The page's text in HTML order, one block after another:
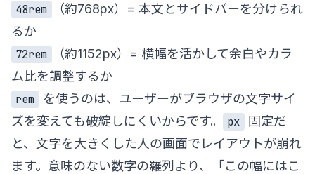
48rem
（約768px）= 本文とサイドバーを分けられ
るか
72rem
（約1152px）= 横幅を活かして余白やカラ
ム比を調整するか
rem
を使うのは、ユーザーがブラウザの文字サイ
ズを変えても破綻しにくいからです。
px
固定だ
と、文字を大きくした人の画面でレイアウトが崩れ
ます。意味のない数字の羅列より、「この幅にはこ